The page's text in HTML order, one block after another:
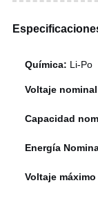
Química: Li-Po
Voltaje
Capacidad
Energía
Voltaje